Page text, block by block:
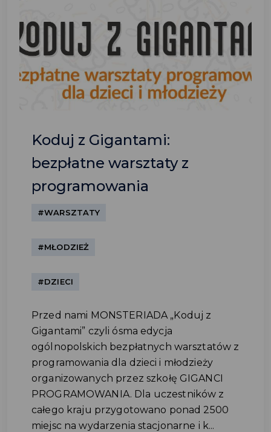
Koduj z Gigantami:
bezpłatne warsztaty z
programowania
#WARSZTATY
#MŁODZIEŻ
#DZIECI
Przed nami MONSTERIADA „Koduj z
Gigantami” czyli ósma edycja
ogólnopolskich bezpłatnych warsztatów z
programowania dla dzieci i młodzieży
organizowanych przez szkołę GIGANCI
PROGRAMOWANIA. Dla uczestników z
całego kraju przygotowano ponad 2500
miejsc na wydarzenia stacjonarne i k...